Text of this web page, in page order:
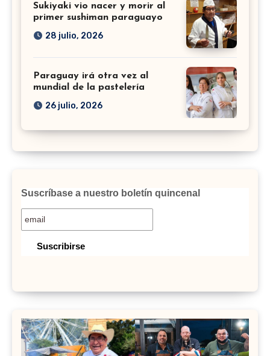
Sukiyaki vio nacer y morir al
primer sushiman paraguayo
28 julio, 2026
Paraguay irá otra vez al
mundial de la pastelería
26 julio, 2026
Suscríbase a nuestro boletín quincenal